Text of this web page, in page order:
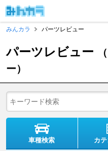
みんカラ
パーツレビュー
パーツレビュー
ー）
車種検索 カ